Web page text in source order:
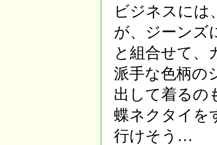
ビジネスに
が、ジーンズ
と組合せて、
派手な色柄の
出して着るの
蝶ネクタイを
行けそう…